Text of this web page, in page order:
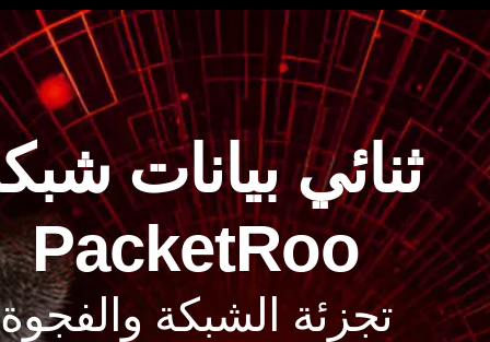
ثنائي بيانات
PacketRoo
تجزئة الشبكة والفجوة